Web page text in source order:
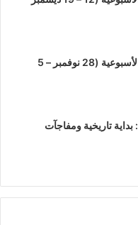
نشرة أخبار الأنمي الأسبوعية (28 نوفمبر – 5
أخبار المانجا 2026: بداية تاريخية ومفاجآت